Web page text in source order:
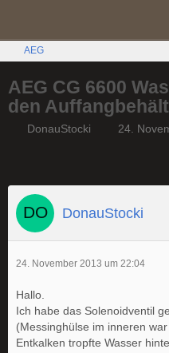
AEG
AEG CG 6600
den
DonauStocki 24.
DonauStocki
24. November 2013 um 22:04
Hallo.
Ich habe das Solenoidventil
(Messinghülse im inneren
Entkalken tropfte Wasser